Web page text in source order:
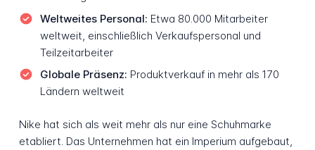
Weltweites Personal: Etwa 80.000 Mitarbeiter
weltweit, einschließlich Verkaufspersonal und
Teilzeitarbeiter
Globale Präsenz: Produktverkauf in mehr als 170
Ländern weltweit
Nike hat sich als weit mehr als nur eine Schuhmarke
etabliert. Das Unternehmen hat ein Imperium aufgebaut,